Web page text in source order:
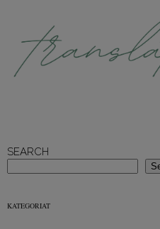
SEARCH
KATEGORIAT